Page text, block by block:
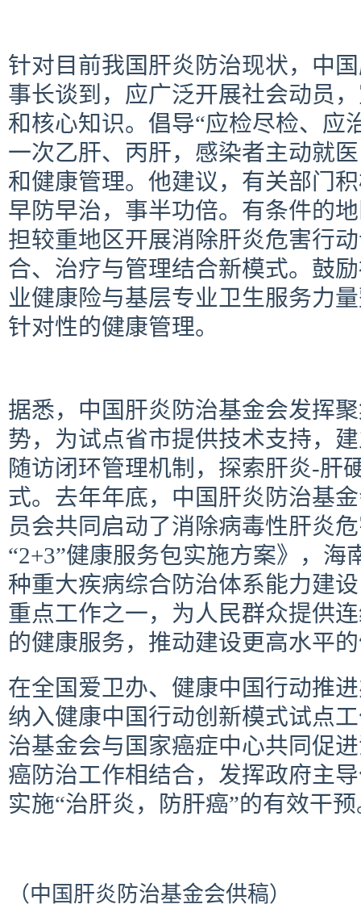
针对目前我国肝炎防治现状，中
事长谈到，应广泛开展社会动员
和核心知识。倡导“应检尽检、应
一次乙肝、丙肝，感染者主动就
和健康管理。他建议，有关部门
早防早治，事半功倍。有条件的
担较重地区开展消除肝炎危害行
合、治疗与管理结合新模式。鼓
业健康险与基层专业卫生服务力
针对性的健康管理。
据悉，中国肝炎防治基金会发挥
势，为试点省市提供技术支持，
随访闭环管理机制，探索肝炎-肝
式。去年年底，中国肝炎防治基
员会共同启动了消除病毒性肝炎
“2+3”健康服务包实施方案》，海
种重大疾病综合防治体系能力建
重点工作之一，为人民群众提供
的健康服务，推动建设更高水平
在全国爱卫办、健康中国行动推
纳入健康中国行动创新模式试点
治基金会与国家癌症中心共同促
癌防治工作相结合，发挥政府主
实施“治肝炎，防肝癌”的有效干
（中国肝炎防治基金会供稿）